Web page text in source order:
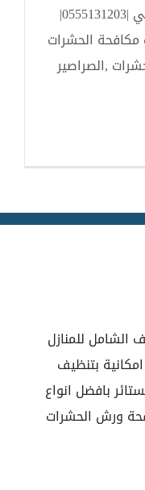
شركة مكافحة حشرات في دبي |0555131203|
الحشرات
,الصراصير
الشامل للمنازل
بتنظيف
بافضل انواع
ورش الحشرات